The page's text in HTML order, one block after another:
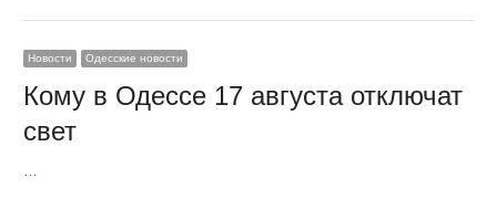
Новости Одесские новости
Кому в Одессе 17 августа отключат
свет
…